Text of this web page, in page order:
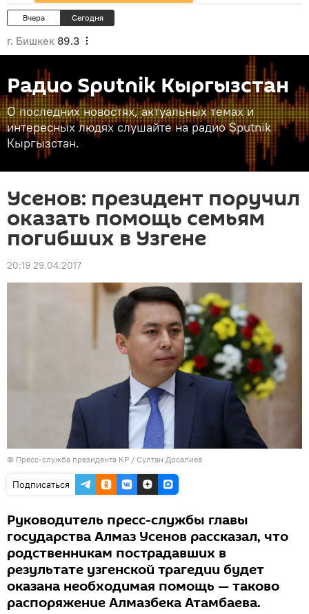
Вчера Сегодня
г. Бишкек 89.3
Радио Sputnik Кыргызстан
О последних новостях, актуальных темах и
интересных людях слушайте на радио Sputnik
Кыргызстан.
Усенов: президент поручил
оказать помощь семьям
погибших в Узгене
20:19 29.04.2017
© Пресс-служба президента КР / Султан Досалиев
Подписаться
Руководитель пресс-службы главы
государства Алмаз Усенов рассказал, что
родственникам пострадавших в
результате узгенской трагедии будет
оказана необходимая помощь — таково
распоряжение Алмазбека Атамбаева.